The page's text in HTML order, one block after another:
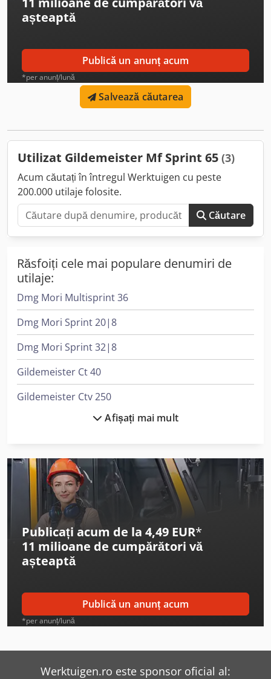
așteaptă
Publică un anunț acum
*per anunț/lună
Salvează căutarea
Utilizat Gildemeister Mf Sprint 65 (3)
Acum căutați în întregul Werktuigen cu peste
200.000 utilaje folosite.
Căutare
Răsfoiți cele mai populare denumiri de
utilaje:
Dmg Mori Multisprint 36
Dmg Mori Sprint 20|8
Dmg Mori Sprint 32|8
Gildemeister Ct 40
Gildemeister Ctv 250
Gildemeister Ctx 310
Gildemeister Ctx 400
Gildemeister Ctx 420 Linear
Gildemeister Ctx 420 Linear V6
Gildemeister Ctx 500
Gildemeister Ctx Alpha 300
Gildemeister Gac 42
Gildemeister Gs 20-6
Gildemeister Mf Twin 65 Y
Afișați mai mult
Publicați acum de la 4,49 EUR*
11 milioane de cumpărători vă
așteaptă
Publică un anunț acum
*per anunț/lună
Werktuigen.ro este sponsor oficial al: